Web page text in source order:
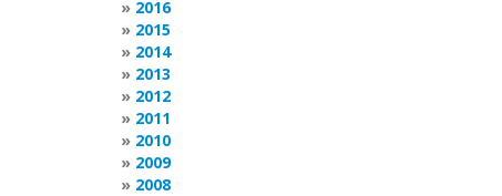
2016
2015
2014
2013
2012
2011
2010
2009
2008